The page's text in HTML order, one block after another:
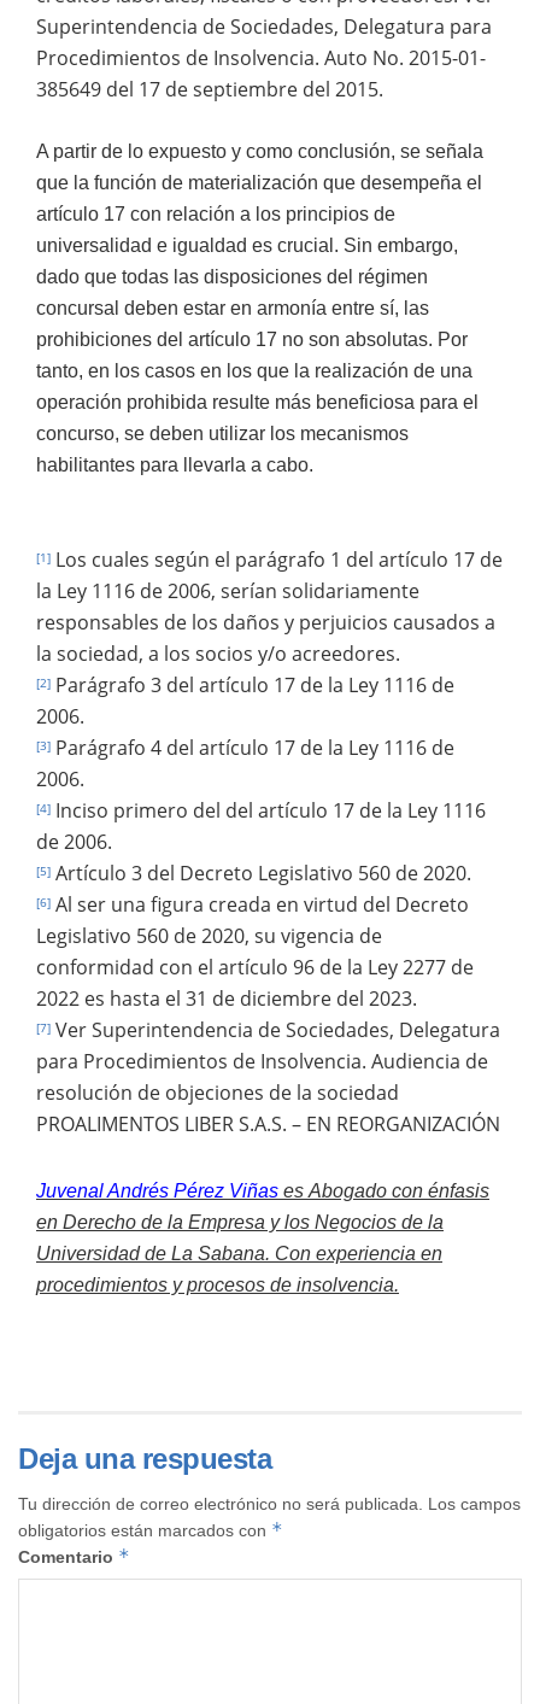
Superintendencia de Sociedades, Delegatura para
Procedimientos de Insolvencia. Auto No. 2015-01-
385649 del 17 de septiembre del 2015.
A partir de lo expuesto y como conclusión, se señala
que la función de materialización que desempeña el
artículo 17 con relación a los principios de
universalidad e igualdad es crucial. Sin embargo,
dado que todas las disposiciones del régimen
concursal deben estar en armonía entre sí, las
prohibiciones del artículo 17 no son absolutas. Por
tanto, en los casos en los que la realización de una
operación prohibida resulte más beneficiosa para el
concurso, se deben utilizar los mecanismos
habilitantes para llevarla a cabo.
[1] Los cuales según el parágrafo 1 del artículo 17 de
la Ley 1116 de 2006, serían solidariamente
responsables de los daños y perjuicios causados a
la sociedad, a los socios y/o acreedores.
[2] Parágrafo 3 del artículo 17 de la Ley 1116 de
2006.
[3] Parágrafo 4 del artículo 17 de la Ley 1116 de
2006.
[4] Inciso primero del del artículo 17 de la Ley 1116
de 2006.
[5] Artículo 3 del Decreto Legislativo 560 de 2020.
[6] Al ser una figura creada en virtud del Decreto
Legislativo 560 de 2020, su vigencia de
conformidad con el artículo 96 de la Ley 2277 de
2022 es hasta el 31 de diciembre del 2023.
[7] Ver Superintendencia de Sociedades, Delegatura
para Procedimientos de Insolvencia. Audiencia de
resolución de objeciones de la sociedad
PROALIMENTOS LIBER S.A.S. – EN REORGANIZACIÓN
Juvenal Andrés Pérez Viñas es Abogado con énfasis
en Derecho de la Empresa y los Negocios de la
Universidad de La Sabana. Con experiencia en
procedimientos y procesos de insolvencia.
Deja una respuesta
Tu dirección de correo electrónico no será publicada.
Los campos
obligatorios están marcados con *
Comentario *